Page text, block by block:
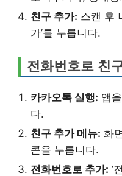
친구 추가: 스캔 후
가’를 누릅니다.
전화번호로 친
카카오톡 실행: 앱
다.
친구 추가 메뉴: 화
콘을 누릅니다.
전화번호로 추가: ‘